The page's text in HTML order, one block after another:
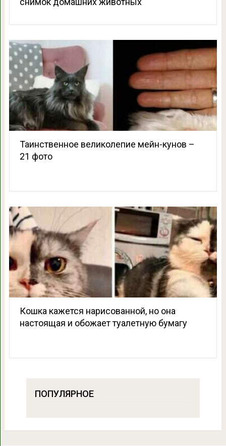
Таинственное великолепие мейн-кунов –
21 фото
Кошка кажется нарисованной, но она
настоящая и обожает туалетную бумагу
ПОПУЛЯРНОЕ